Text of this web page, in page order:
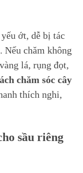
ớt, dễ bị tác
chăm không
lá, rụng đọt,
chăm sóc cây
thích nghi,
sầu riêng